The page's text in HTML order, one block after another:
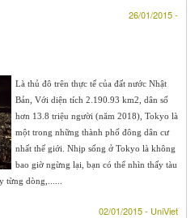
26/01/2015 -
Là thủ đô trên thực tế của đất nước Nhật
Bản, Với diện tích 2.190.93 km2, dân số
hơn 13.8 triệu người (năm 2018), Tokyo là
một trong những thành phố đông dân cư
nhất thế giới. Nhịp sống ở Tokyo là không
bao giờ ngừng lại, bạn có thể nhìn thấy tàu
từng dòng,......
02/01/2015 - UniViet